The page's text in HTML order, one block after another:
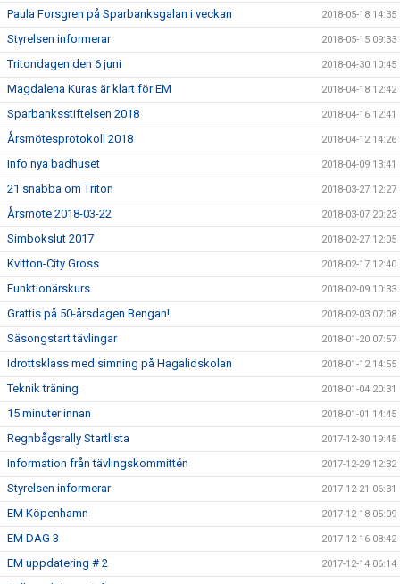
Paula Forsgren på Sparbanksgalan i veckan 2018-05-18 14:35
Styrelsen informerar 2018-05-15 09:33
Tritondagen den 6 juni 2018-04-30 10:45
Magdalena Kuras är klart för EM 2018-04-18 12:42
Sparbanksstiftelsen 2018 2018-04-16 12:41
Årsmötesprotokoll 2018 2018-04-12 14:26
Info nya badhuset 2018-04-09 13:41
21 snabba om Triton 2018-03-27 12:27
Årsmöte 2018-03-22 2018-03-07 20:23
Simbokslut 2017 2018-02-27 12:05
Kvitton-City Gross 2018-02-17 12:40
Funktionärskurs 2018-02-09 10:33
Grattis på 50-årsdagen Bengan! 2018-02-03 07:08
Säsongstart tävlingar 2018-01-20 07:57
Idrottsklass med simning på Hagalidskolan 2018-01-12 14:55
Teknik träning 2018-01-04 20:31
15 minuter innan 2018-01-01 14:45
Regnbågsrally Startlista 2017-12-30 19:45
Information från tävlingskommittén 2017-12-29 12:32
Styrelsen informerar 2017-12-21 06:31
EM Köpenhamn 2017-12-18 05:09
EM DAG 3 2017-12-16 08:42
EM uppdatering # 2 2017-12-14 06:14